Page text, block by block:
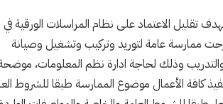
تقليل الاعتماد على نظام المراسلات الورقية في
ممارسة عامة لتوريد وتركيب وتشغيل وصيانة
والتدريب وذلك لحاجة ادارة نظم المعلومات،
المتعهد بتنفيذ كافة الأعمال موضوع الممارسة طبقا للشروط